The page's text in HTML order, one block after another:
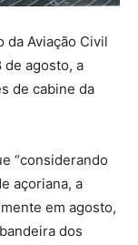
da Aviação Civil
de agosto, a
de cabine da
“considerando
açoriana, a
em agosto,
dos